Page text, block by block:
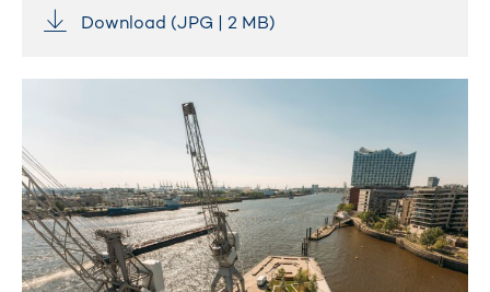
Download (JPG | 2 MB)